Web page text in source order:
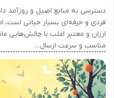
دسترسی به منابع اصیل و روزآمد
فردی و حرفه‌ای بسیار حیاتی است،
ارزان و معتبر اغلب با چالش‌هایی
مناسب و سرعت ارسال…